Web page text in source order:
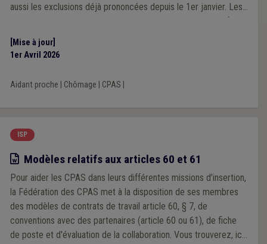
aussi les exclusions déjà prononcées depuis le 1er janvier. Les
personnes concernées doivent agir avant le 31 mars pour faire
valoir leurs droits.
[Mise à jour]
1er Avril 2026
Aidant proche Chômage CPAS
ISP
Modèle
Modèles relatifs aux articles 60 et 61
Pour aider les CPAS dans leurs différentes missions d’insertion,
la Fédération des CPAS met à la disposition de ses membres
des modèles de contrats de travail article 60, § 7, de
conventions avec des partenaires (article 60 ou 61), de fiche
de poste et d'évaluation de la collaboration. Vous trouverez, ici,